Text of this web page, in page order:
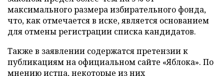
максимального размера избирательного фонда,
что, как отмечается в иске, является основанием
для отмены регистрации списка кандидатов.
Также в заявлении содержатся претензии к
публикациям на официальном сайте «Яблока». По
мнению истца, некоторые из них